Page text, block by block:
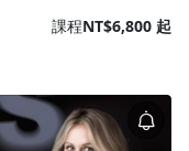
課程NT$6,800 起